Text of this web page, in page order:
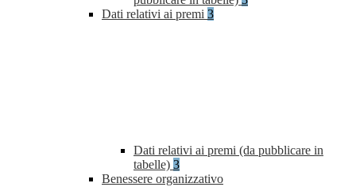
Dati relativi ai premi 3
Dati relativi ai premi (da pubblicare in
tabelle) 3
Benessere organizzativo